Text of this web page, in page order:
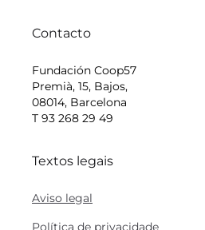
Contacto
Fundación Coop57
Premià, 15, Bajos,
08014, Barcelona
T 93 268 29 49
Textos legais
Aviso legal
Política de privacidade